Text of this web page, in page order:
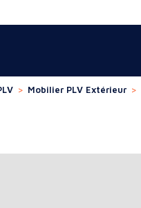
> Mobilier PLV Extérieur >